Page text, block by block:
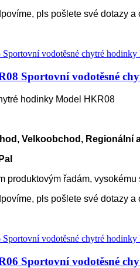
pls pošlete své dotazy a
Sportovní vodotěsné
hodinky Model HKR08
Velkoobchod, Regionální
produktovým řadám,
pls pošlete své dotazy a
Sportovní vodotěsné